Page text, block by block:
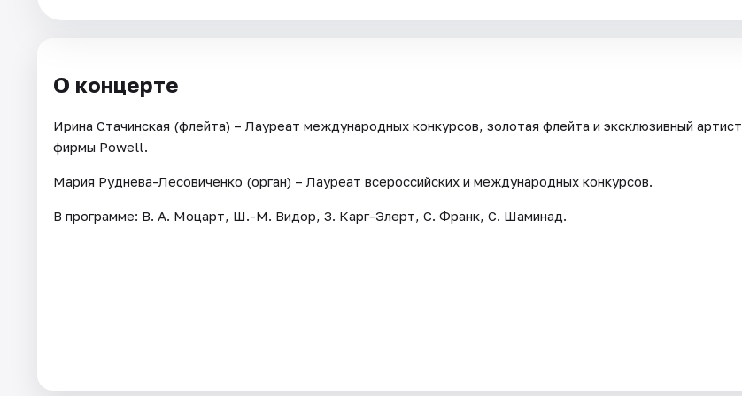
О концерте
Ирина Стачинская (флейта) – Лауреат международных конкурсов, золотая флейта и эксклюзивный артист
фирмы Powell.
Мария Руднева-Лесовиченко (орган) – Лауреат всероссийских и международных конкурсов.
В программе: В. А. Моцарт, Ш.-М. Видор, З. Карг-Элерт, С. Франк, С. Шаминад.